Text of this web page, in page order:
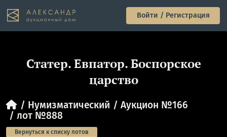
Войти / Регистрация
Статер. Евпатор. Боспорское
царство
Нумизматический
Аукцион №166
лот №888
Вернуться к списку лотов